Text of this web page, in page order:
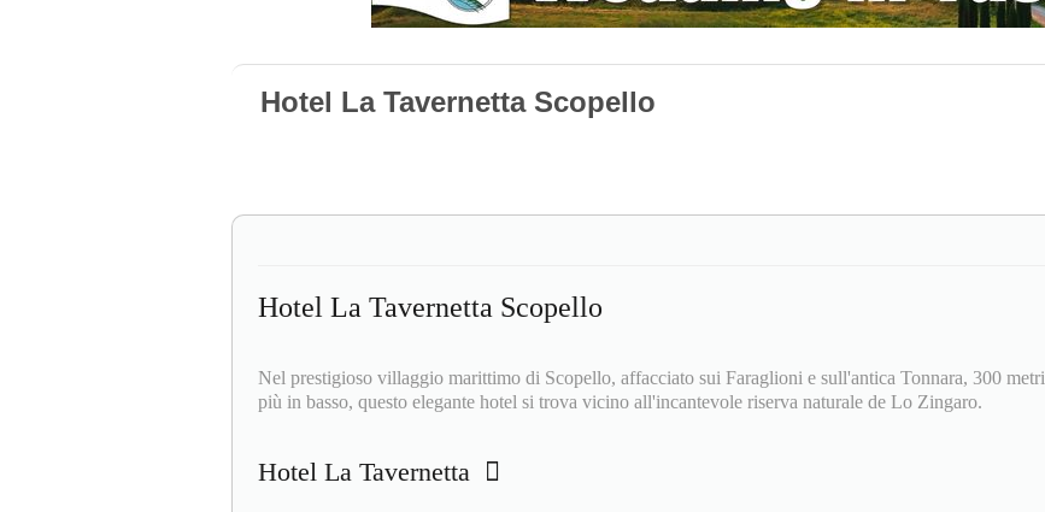
Hotel La Tavernetta Scopello
Hotel La Tavernetta Scopello
Nel prestigioso villaggio marittimo di Scopello, affacciato sui Faraglioni e sull'antica Tonnara, 300 metri
più in basso, questo elegante hotel si trova vicino all'incantevole riserva naturale de Lo Zingaro.
Hotel La Tavernetta